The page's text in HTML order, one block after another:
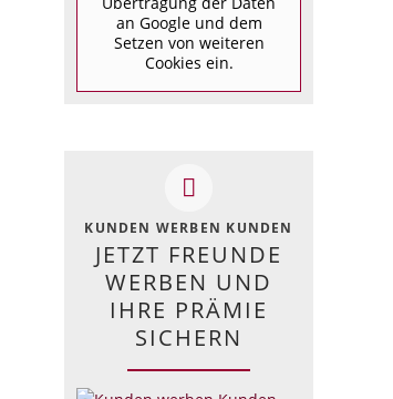
an Google und dem
Setzen von weiteren
Cookies ein.
KUNDEN WERBEN KUNDEN
JETZT FREUNDE
WERBEN UND
IHRE PRÄMIE
SICHERN